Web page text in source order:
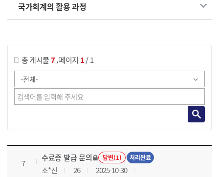
국가회계의 활용 과정
총 게시물7,페이지 1/ 1
국가회계의 활용 과정 목록 으로 번호, 제목, 작성자, 조회수, 등록 일로 나열 되고 있습니다.
7
수료증 발급 문의 답변(1) 처리완료
조*진 26 2025-10-30